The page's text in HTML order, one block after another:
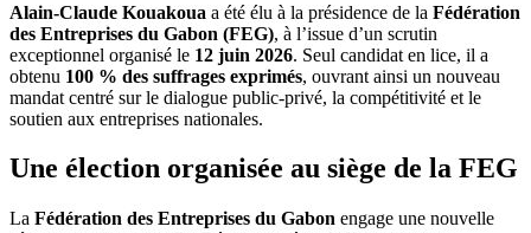
Alain-Claude Kouakoua a été élu à la présidence de la Fédération
des Entreprises du Gabon (FEG), à l’issue d’un scrutin
exceptionnel organisé le 12 juin 2026. Seul candidat en lice, il a
obtenu 100 % des suffrages exprimés, ouvrant ainsi un nouveau
mandat centré sur le dialogue public-privé, la compétitivité et le
soutien aux entreprises nationales.
Une élection organisée au siège de la FEG
La Fédération des Entreprises du Gabon engage une nouvelle